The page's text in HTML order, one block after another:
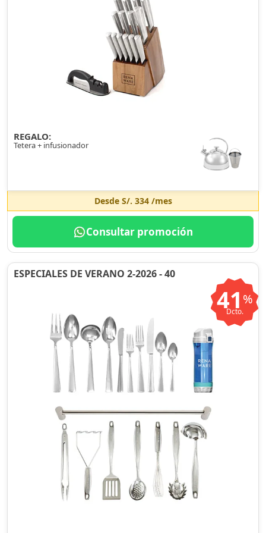
REGALO:
Tetera + infusionador
Desde S/. 334/mes
Consultar promoción
ESPECIALES DE VERANO 2-2026 - 40
41 %
Dcto.